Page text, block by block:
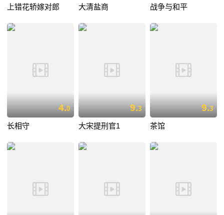
上错花轿嫁对郎 大清盐商 战争与和平
4.0
长相守
9.3
大宋提刑官1
9.3
茶馆